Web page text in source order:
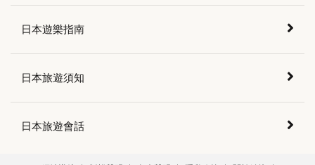
日本遊樂指南
日本旅遊須知
日本旅遊會話